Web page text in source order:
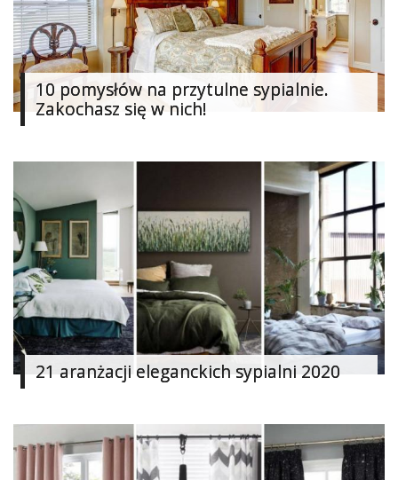
10 pomysłów na przytulne sypialnie.
Zakochasz się w nich!
21 aranżacji eleganckich sypialni 2020